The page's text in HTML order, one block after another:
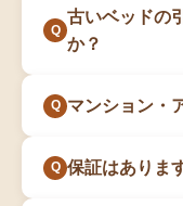
古いベッドの
か？
マンション・
保証はありま